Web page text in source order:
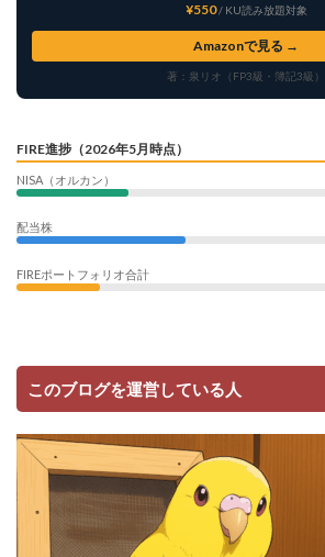
¥550 / KU読み放題対象
Amazonで見る →
著：泉リオ（FP3級・簿記3級）
FIRE進捗（2026年5月時点）
NISA（オルカン）
配当株
FIREポートフォリオ合計
このブログを運営している人